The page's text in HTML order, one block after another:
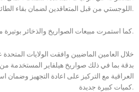
اللوجستي من قبل المتعاقدين لضمان بقاء الطائرات في حالة تشغيلية.
كما استمرت مبيعات الصواريخ والذخائر بوتيرة مدروسة.
خلال العامين الماضيين وافقت الولايات
بدقة بما في ذلك صواريخ هيلفاير المستخدمة
العراقية مع التركيز على اعادة التجهيز وضمان
كميات كبيرة جديدة.